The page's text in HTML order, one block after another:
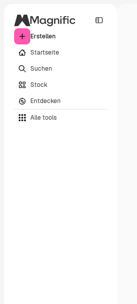
Erstellen
Startseite
Suchen
Stock
Entdecken
Alle tools